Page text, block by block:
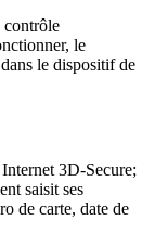
contrôle
le
le dispositif de
3D-Secure;
saisit ses
de carte, date de